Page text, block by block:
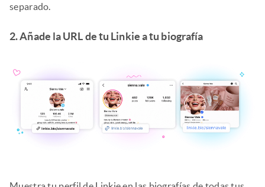
separado.
2. Añade la URL de tu Linkie a tu biografía